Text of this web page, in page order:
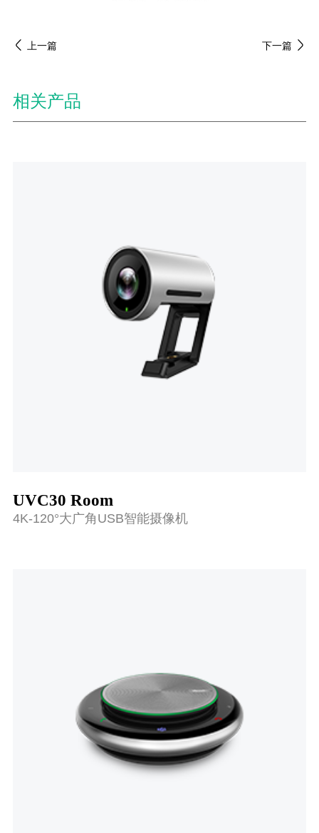
上一篇 下一篇
相关产品
UVC30 Room
4K-120°大广角USB智能摄像机